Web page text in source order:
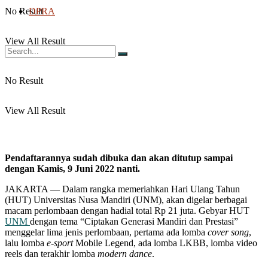
No Result
View All Result
DPRA
No Result
View All Result
Pendaftarannya sudah dibuka dan akan ditutup sampai
dengan Kamis, 9 Juni 2022 nanti.
JAKARTA — Dalam rangka memeriahkan Hari Ulang Tahun
(HUT) Universitas Nusa Mandiri (UNM), akan digelar berbagai
macam perlombaan dengan hadial total Rp 21 juta. Gebyar HUT
UNM dengan tema “Ciptakan Generasi Mandiri dan Prestasi”
menggelar lima jenis perlombaan, pertama ada lomba cover song,
lalu lomba e-sportMobile Legend, ada lomba LKBB, lomba video
reels dan terakhir lomba modern dance.